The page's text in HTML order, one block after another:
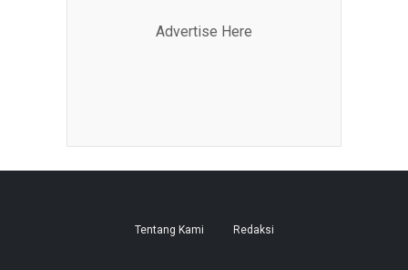
Advertise Here
Tentang Kami Redaksi